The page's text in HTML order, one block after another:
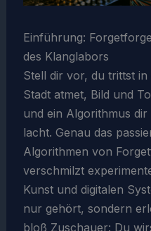
Einführung:
des Klanglabors
Stell dir vor, du trittst in
Stadt atmet, Bild und
und ein Algorithmus
lacht. Genau das
Algorithmen von
verschmilzt
Kunst und digitalen
nur gehört, sondern
bloß Zuschauer: Du